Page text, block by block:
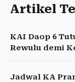
Artikel
KAI Daop 6
Rewulu demi
Jadwal KA